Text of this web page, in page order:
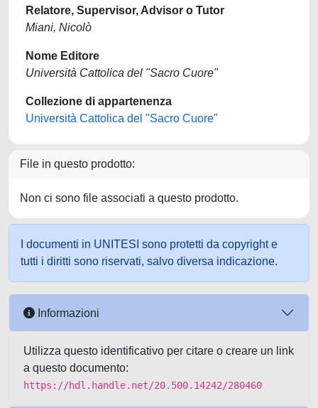
Relatore, Supervisor, Advisor o Tutor
Miani, Nicolò
Nome Editore
Università Cattolica del "Sacro Cuore"
Collezione di appartenenza
Università Cattolica del "Sacro Cuore"
File in questo prodotto:
Non ci sono file associati a questo prodotto.
I documenti in UNITESI sono protetti da copyright e
tutti i diritti sono riservati, salvo diversa indicazione.
Informazioni
Utilizza questo identificativo per citare o creare un link
a questo documento:
https://hdl.handle.net/20.500.14242/280460